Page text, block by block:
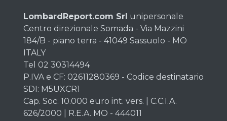
LombardReport.com Srl unipersonale
Centro direzionale Somada - Via Mazzini
184/B - piano terra - 41049 Sassuolo - MO
ITALY
Tel 02 30314494
P.IVA e CF: 02611280369 - Codice destinatario
SDI: M5UXCR1
Cap. Soc. 10.000 euro int. vers. | C.C.I.A.
626/2000 | R.E.A. MO - 444011